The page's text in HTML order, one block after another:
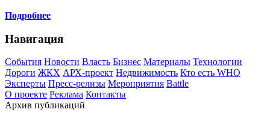
Подробнее
Навигация
События Новости Власть Бизнес Материалы Технологии
Дороги ЖКХ АРХ-проект Недвижимость Кто есть WHO
Эксперты Пресс-релизы Мероприятия Battle
О проекте Реклама Контакты
Архив публикаций